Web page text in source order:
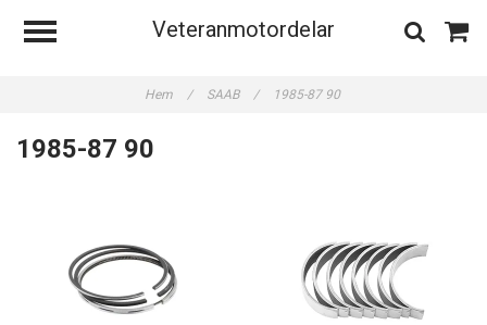
Veteranmotordelar
Hem / SAAB / 1985-87 90
1985-87 90